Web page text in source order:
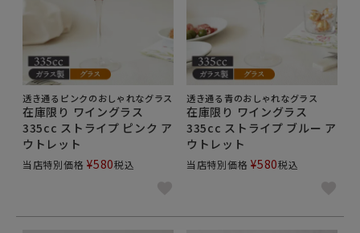
透き通るピンクのおしゃれなグラス
在庫限り ワイングラス
335cc ストライプ ピンク ア
ウトレット
当店特別価格 ¥580税込
透き通る青のおしゃれなグラス
在庫限り ワイングラス
335cc ストライプ ブルー ア
ウトレット
当店特別価格 ¥580税込